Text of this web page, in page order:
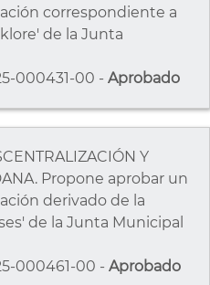
correspondiente a
de la Junta
000431-00 - Aprobado
Y
Propone aprobar un
derivado de la
de la Junta Municipal
000461-00 - Aprobado